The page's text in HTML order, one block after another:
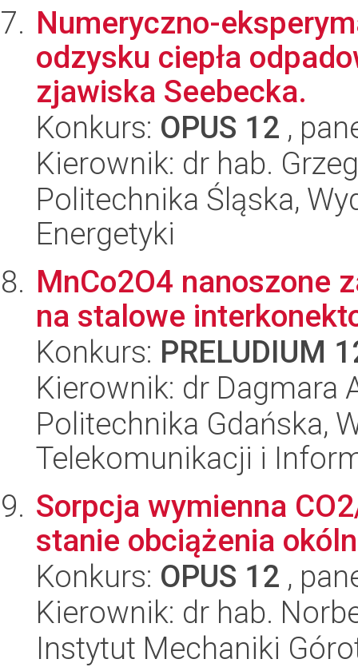
Numeryczno-
odzysku ciepła
zjawiska Seebecka.
Konkurs: OPUS 12 ,
Kierownik: dr hab.
Politechnika Śląska,
Energetyki
MnCo2O4 nanoszone
na stalowe
Konkurs: PRELUDIUM
Kierownik: dr Dagmara
Politechnika Gdańska,
Telekomunikacji i
Sorpcja wymienna
stanie obciążenia
Konkurs: OPUS 12 ,
Kierownik: dr hab.
Instytut Mechaniki